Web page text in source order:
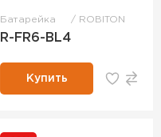
Батарейка ROBITON
R-FR6-BL4
Купить